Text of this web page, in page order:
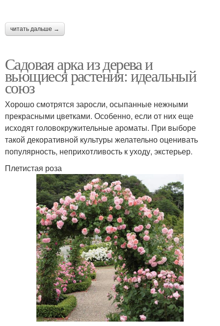
Простая арка Арка для дачи
Деревянная арка Арки из шпона
Арка в дизайн Материал для арки
Бруски для арки
читать дальше →
Садовая арка из дерева и
вьющиеся растения: идеальный
союз
Хорошо смотрятся заросли, осыпанные нежными
прекрасными цветками. Особенно, если от них еще
исходят головокружительные ароматы. При выборе
такой декоративной культуры желательно оценивать
популярность, неприхотливость к уходу, экстерьер.
Плетистая роза